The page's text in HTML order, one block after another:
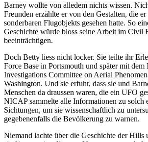
Barney wollte von alledem nichts wissen.
Freunden erzählte er von den Gestalten, die er
sonderbaren Flugobjekts gesehen hatte. So
Geschichte würde bloss seine Arbeit im Civil
beeinträchtigen.
Doch Betty liess nicht locker. Sie teilte ihr
Force Base in Portsmouth und später mit dem
Investigations Committee on Aerial
Washington. Und sie erfuhr, dass sie und
Menschen da draussen waren, die ein UFO
NICAP sammelte alle Informationen zu solch
Sichtungen, um sie wissenschaftlich zu
gegebenenfalls die Bevölkerung zu warnen.
Niemand lachte über die Geschichte der Hills